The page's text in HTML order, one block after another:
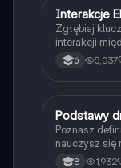
Biologia
Interakcje
Zgłębiaj
interakcji
Dowiedz się
6 5,037
PBiologia
Podstawy
Poznasz
nauczysz się
organizmami
8 1,932